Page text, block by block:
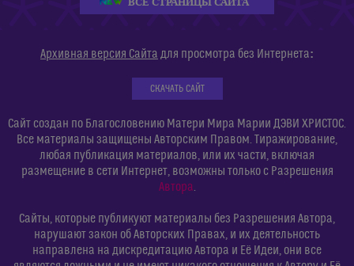
Архивная версия Сайта для просмотра без Интернета:
СКАЧАТЬ САЙТ
Сайт создан по Благословению Матери Мира Марии ДЭВИ ХРИСТОС.
Все материалы защищены Авторским Правом. Тиражирование,
любая публикация материалов, или их части, включая
размещение в сети Интернет, возможны только с Разрешения
Автора.
Сайты, которые публикуют материалы без Разрешения Автора,
нарушают закон об Авторских Правах, и их деятельность
направлена на дискредитацию Автора и Её Идеи, они все